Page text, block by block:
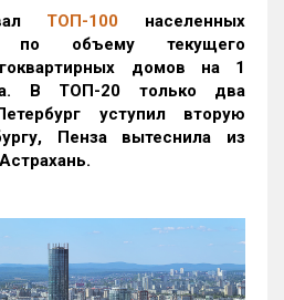
ТОП-100 населенных
по объему текущего
домов на 1
В ТОП-20 только два
уступил вторую
Пенза вытеснила из